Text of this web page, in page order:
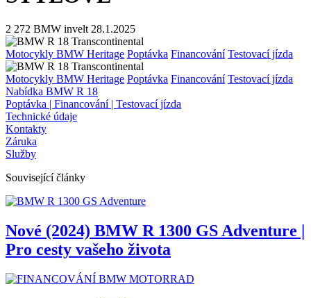
2 272 BMW invelt 28.1.2025
Motocykly BMW Heritage Poptávka Financování Testovací jízda
Motocykly BMW Heritage Poptávka Financování Testovací jízda
Nabídka BMW R 18
Poptávka | Financování | Testovací jízda
Technické údaje
Kontakty
Záruka
Služby
Související články
Nové (2024) BMW R 1300 GS Adventure |
Pro cesty vašeho života